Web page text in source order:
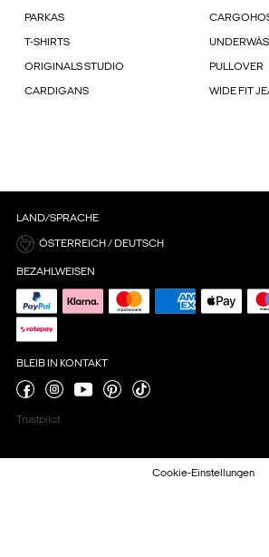
PARKAS
T-SHIRTS
ORIGINALS STUDIO PULLOVER
CARDIGANS WIDE FIT
LAND/SPRACHE
ÖSTERREICH / DEUTSCH
BEZAHLWEISEN
BLEIB IN KONTAKT
Trustpilot
Cookie-Einstellungen